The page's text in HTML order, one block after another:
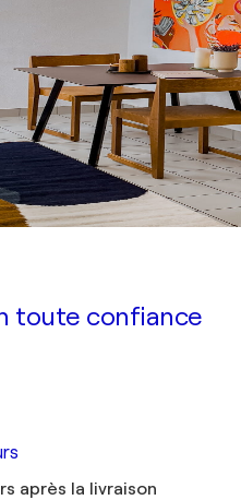
toute confiance
après la livraison